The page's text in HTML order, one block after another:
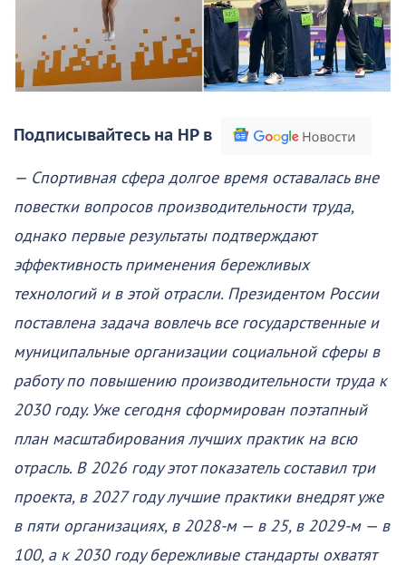
Подписывайтесь на НР в
— Спортивная сфера долгое время оставалась вне
повестки вопросов производительности труда,
однако первые результаты подтверждают
эффективность применения бережливых
технологий и в этой отрасли. Президентом России
поставлена задача вовлечь все государственные и
муниципальные организации социальной сферы в
работу по повышению производительности труда к
2030 году. Уже сегодня сформирован поэтапный
план масштабирования лучших практик на всю
отрасль. В 2026 году этот показатель составил три
проекта, в 2027 году лучшие практики внедрят уже
в пяти организациях, в 2028-м — в 25, в 2029-м — в
100, а к 2030 году бережливые стандарты охватят